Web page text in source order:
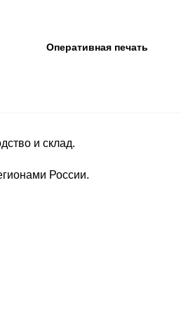
Оперативная печать
и склад.
России.